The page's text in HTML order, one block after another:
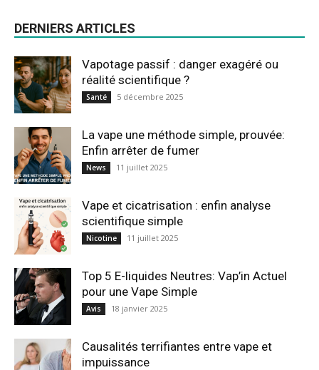
DERNIERS ARTICLES
Vapotage passif : danger exagéré ou
réalité scientifique ?
Santé 5 décembre 2025
La vape une méthode simple, prouvée:
Enfin arrêter de fumer
News 11 juillet 2025
Vape et cicatrisation : enfin analyse
scientifique simple
Nicotine 11 juillet 2025
Top 5 E-liquides Neutres: Vap’in Actuel
pour une Vape Simple
Avis 18 janvier 2025
Causalités terrifiantes entre vape et
impuissance